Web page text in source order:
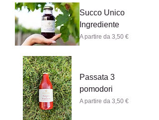
Succo Unico
Ingrediente
A partire da 3,50 €
Prezzo scontato
Passata 3
pomodori
A partire da 3,50 €
Prezzo scontato